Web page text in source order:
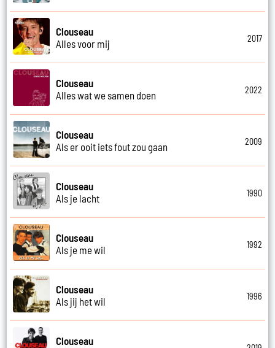
Clouseau
Alles voor mij
2017
Clouseau
Alles wat we samen doen
2022
Clouseau
Als er ooit iets fout zou gaan
2009
Clouseau
Als je lacht
1990
Clouseau
Als je me wil
1992
Clouseau
Als jij het wil
1996
Clouseau